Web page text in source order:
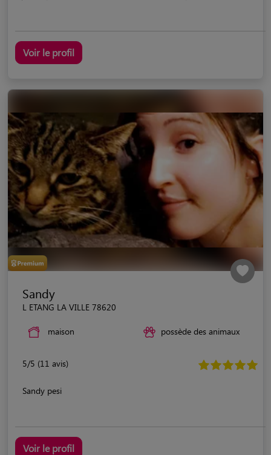
Voir le profil
Sandy
L ETANG LA VILLE 78620
maison possède des animaux
5/5 (11 avis)
Sandy pesi
Voir le profil